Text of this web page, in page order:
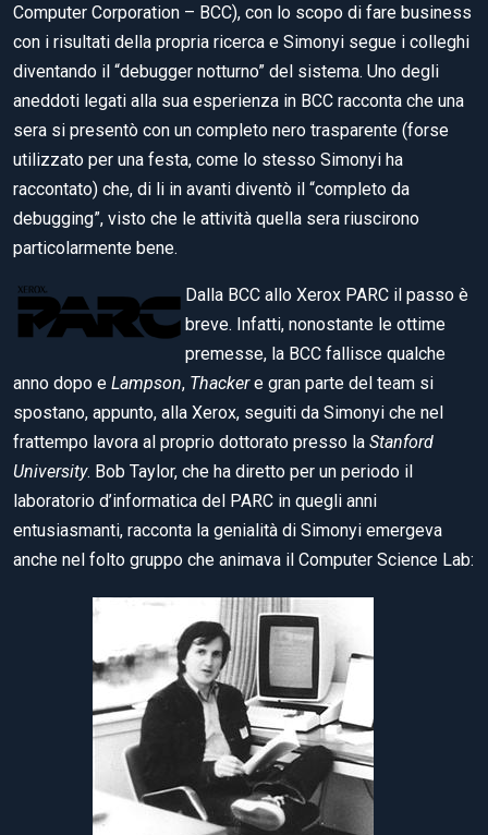
Computer Corporation – BCC), con lo scopo di fare business
con i risultati della propria ricerca e Simonyi segue i colleghi
diventando il “debugger notturno” del sistema. Uno degli
aneddoti legati alla sua esperienza in BCC racconta che una
sera si presentò con un completo nero trasparente (forse
utilizzato per una festa, come lo stesso Simonyi ha
raccontato) che, di li in avanti diventò il “completo da
debugging”, visto che le attività quella sera riuscirono
particolarmente bene.
Dalla BCC allo Xerox PARC il passo è
breve. Infatti, nonostante le ottime
premesse, la BCC fallisce qualche
anno dopo e Lampson, Thackere gran parte del team si
spostano, appunto, alla Xerox, seguiti da Simonyi che nel
frattempo lavora al proprio dottorato presso la Stanford
University. Bob Taylor, che ha diretto per un periodo il
laboratorio d’informatica del PARC in quegli anni
entusiasmanti, racconta la genialità di Simonyi emergeva
anche nel folto gruppo che animava il Computer Science Lab: